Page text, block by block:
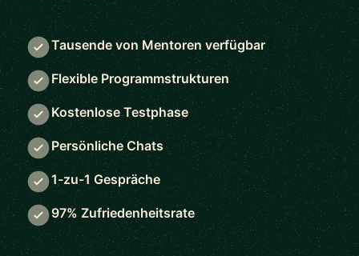
Tausende von Mentoren verfügbar
Flexible Programmstrukturen
Kostenlose Testphase
Persönliche Chats
1-zu-1 Gespräche
97% Zufriedenheitsrate